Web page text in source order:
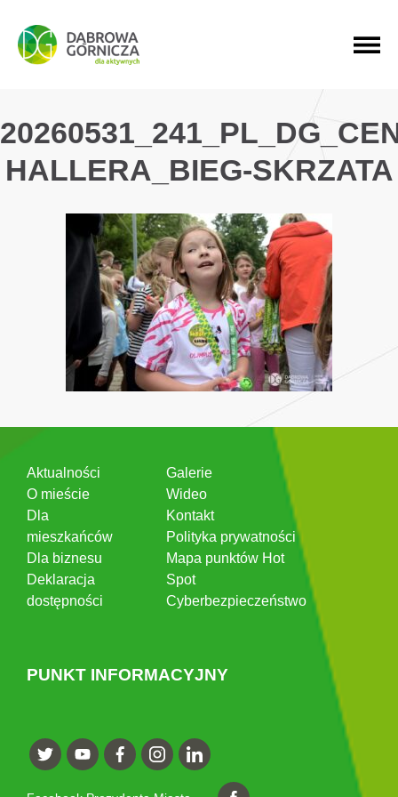
PRZEJDŹ DO MENU GŁÓWNEGO
PRZEJDŹ DO WYSZUKIWARKI
PRZEJDŹ DO TREŚCI
HALLERA_BIEG-SKRZATA
Aktualności
O mieście
Dla
mieszkańców
Dla biznesu
Deklaracja
dostępności
Galerie
Wideo
Kontakt
Polityka prywatności
Mapa punktów Hot
Spot
Cyberbezpieczeństwo
PUNKT INFORMACYJNY